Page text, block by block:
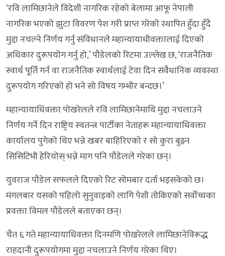
‘रवि लामिछानेले विदेशी नागरिक रहेको बेलामा आफू नेपाली
नागरिक भएको झुटा विवरण पेश गरी प्राप्त गरेको स्थापित हुँदा हुँदै
मुद्दा नचल्ने निर्णय गर्नु संविधानले महान्यायाधीवक्तालाई दिएको
अधिकार दुरूपयोग गर्नु हो,’ पौडेलको रिटमा उल्लेख छ, ‘राजनैतिक
स्वार्थ पूर्ति गर्न वा राजनैतिक स्वार्थलाई टेवा दिन संवैधानिक व्यवस्था
दुरूपयोग गरिएको हो भने सो विषय गम्भीर बन्दछ।’
महान्यायाधिवक्ता पोखरेलले रवि लामिछानेमाथि मुद्दा नचलाउने
निर्णय गर्ने दिन राष्ट्रिय स्वतन्त्र पार्टीका नेताहरू महान्यायाधिवक्ता
कार्यालय पुगेको थिए भन्ने खबर बाहिरिएको र सो कुरा बुझ्न
सिसिटिभी हेरियोस् भन्ने माग पनि पौडेलले गरेका छन्।
युवराज पौडेल सफलले दिएको रिट सोमबार दर्ता भइसकेको छ।
मंगलबार यसको पहिलो सुनुवाइको लागि पेशी तोकिएको सर्वोच्चका
प्रवक्ता विमल पौडेलले बताएका छन्।
चैत ६ गते महान्यायाधिवक्ता दिनमणि पोखरेलले लामिछानेविरूद्ध
राहदानी दुरूपयोगमा मुद्दा नचलाउने निर्णय गरेका थिए।